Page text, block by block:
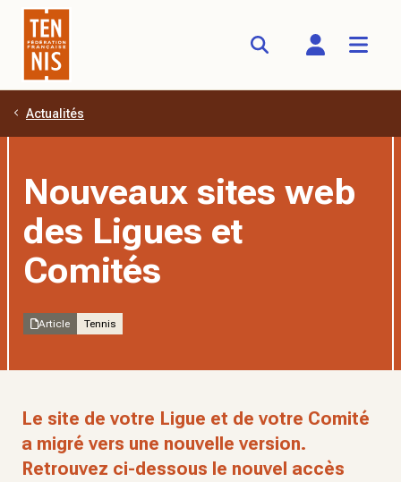
Aller au contenu principal
Actualités
Nouveaux sites web
des Ligues et
Comités
Article Tennis
Le site de votre Ligue et de votre Comité
a migré vers une nouvelle version.
Retrouvez ci-dessous le nouvel accès